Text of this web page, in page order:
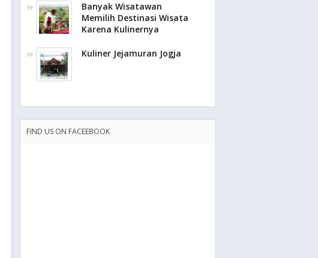
Banyak Wisatawan
Memilih Destinasi Wisata
Karena Kulinernya
Kuliner Jejamuran Jogja
FIND US ON FACEEBOOK